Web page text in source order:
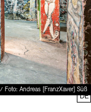
Andreas [FranzXaver] Süß
DE